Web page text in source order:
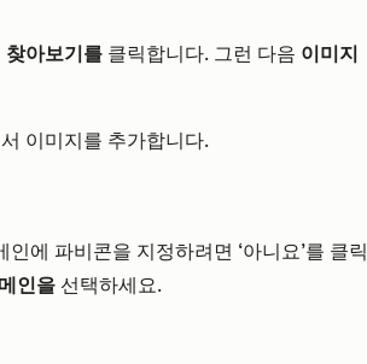
찾아보기를 클릭합니다. 그런 다음 이미지
이미지를 추가합니다.
인에 파비콘을 지정하려면 ‘아니요’를 클릭
인을 선택하세요.